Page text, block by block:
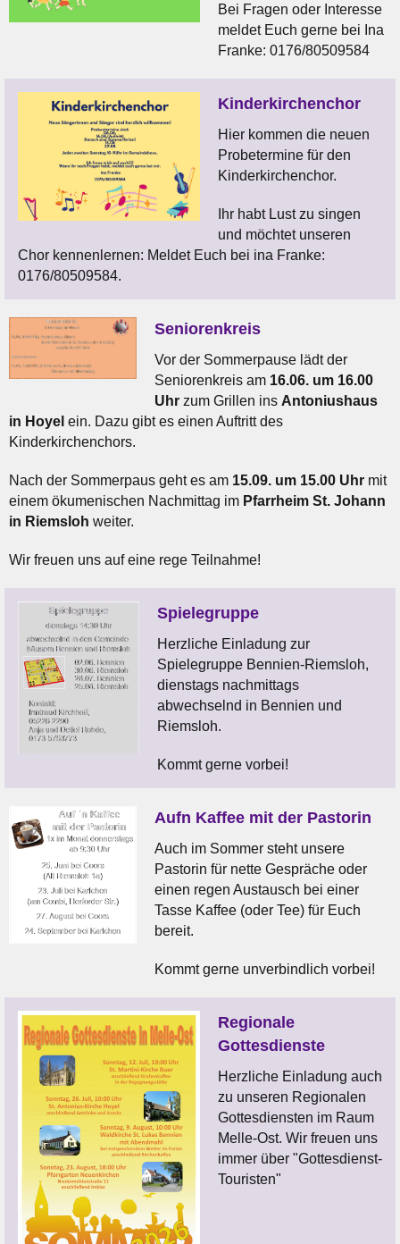
Bei Fragen oder Interesse
meldet Euch gerne bei Ina
Franke: 0176/80509584
Kinderkirchenchor
Hier kommen die neuen
Probetermine für den
Kinderkirchenchor.
Ihr habt Lust zu singen
und möchtet unseren
Chor kennenlernen: Meldet Euch bei ina Franke:
0176/80509584.
Seniorenkreis
Vor der Sommerpause lädt der
Seniorenkreis am 16.06. um 16.00
Uhr zum Grillen ins Antoniushaus
in Hoyel ein. Dazu gibt es einen Auftritt des
Kinderkirchenchors.
Nach der Sommerpaus geht es am 15.09. um 15.00 Uhr mit
einem ökumenischen Nachmittag im Pfarrheim St. Johann
in Riemsloh weiter.
Wir freuen uns auf eine rege Teilnahme!
Spielegruppe
Herzliche Einladung zur
Spielegruppe Bennien-Riemsloh,
dienstags nachmittags
abwechselnd in Bennien und
Riemsloh.
Kommt gerne vorbei!
Aufn Kaffee mit der Pastorin
Auch im Sommer steht unsere
Pastorin für nette Gespräche oder
einen regen Austausch bei einer
Tasse Kaffee (oder Tee) für Euch
bereit.
Kommt gerne unverbindlich vorbei!
Regionale
Gottesdienste
Herzliche Einladung auch
zu unseren Regionalen
Gottesdiensten im Raum
Melle-Ost. Wir freuen uns
immer über "Gottesdienst-
Touristen"